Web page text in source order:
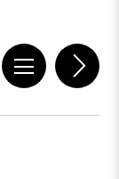
碎机